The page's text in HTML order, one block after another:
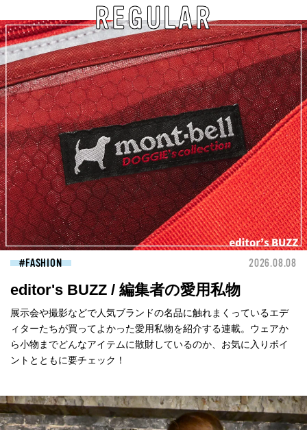
REGULAR
FASHION 2026.08.08
editor's BUZZ / 編集者の愛用私物
展示会や撮影などで人気ブランドの名品に触れまくっているエデ
ィターたちが買ってよかった愛用私物を紹介する連載。ウェアか
ら小物までどんなアイテムに散財しているのか、お気に入りポイ
ントとともに要チェック！